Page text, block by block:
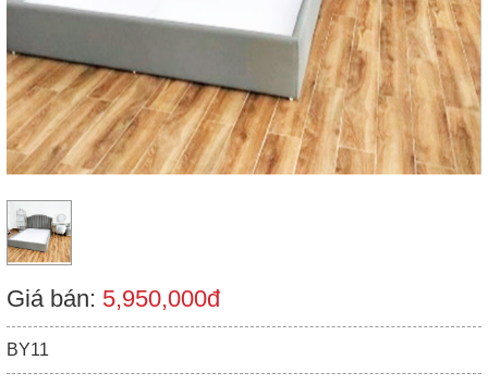
Giá bán: 5,950,000đ
BY11